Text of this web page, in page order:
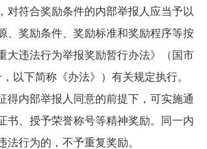
对符合奖励条件的内部举报人应当予以
、奖励条件、奖励标准和奖励程序等按
大违法行为举报奖励暂行办法》（国市
以下简称《办法》）有关规定执行。
得内部举报人同意的前提下，可实施通
书、授予荣誉称号等精神奖励。同一内
法行为的，不予重复奖励。